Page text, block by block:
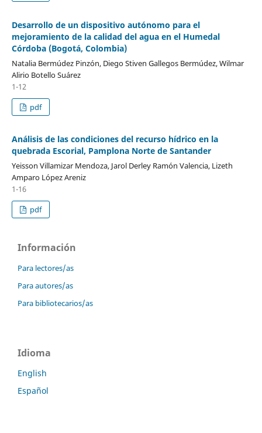
Desarrollo de un dispositivo autónomo para el
mejoramiento de la calidad del agua en el Humedal
Córdoba (Bogotá, Colombia)
Natalia Bermúdez Pinzón, Diego Stiven Gallegos Bermúdez, Wilmar
Alirio Botello Suárez
1-12
pdf
Análisis de las condiciones del recurso hídrico en la
quebrada Escorial, Pamplona Norte de Santander
Yeisson Villamizar Mendoza, Jarol Derley Ramón Valencia, Lizeth
Amparo López Areniz
1-16
pdf
Información
Para lectores/as
Para autores/as
Para bibliotecarios/as
Idioma
English
Español